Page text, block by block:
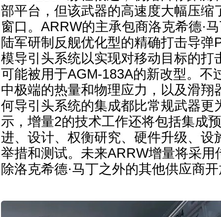
部平台，但该武器的高速度大幅压缩
窗口。ARRW的主承包商洛克希德·
陆军研制反舰优化型的精确打击导弹
模导引头系统以实现对移动目标的打
可能被用于AGM-183A的新改型。不
中极端的热量和物理应力，以及滑翔
何导引头系统的集成都比常规武器更
示，增量2的技术工作还将包括集成
进、设计、权衡研究、硬件升级、设
举措和测试。未来ARRW增量将采用
除洛克希德·马丁之外的其他供应商